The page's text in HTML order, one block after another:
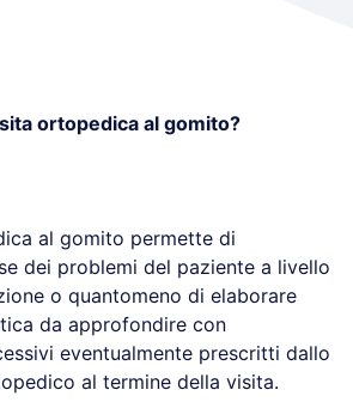
ortopedica al gomito?
al gomito permette di
dei problemi del paziente a livello
o quantomeno di elaborare
da approfondire con
eventualmente prescritti dallo
al termine della visita.